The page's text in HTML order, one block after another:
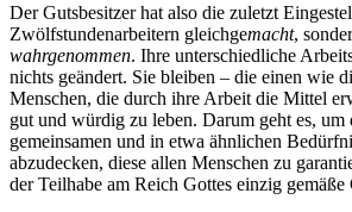
Der Gutsbesitzer hat also die zuletzt
Zwölfstundenarbeitern gleichgemacht,
wahrgenommen. Ihre unterschiedliche
nichts geändert. Sie bleiben – die einen wie
Menschen, die durch ihre Arbeit die Mittel
gut und würdig zu leben. Darum geht es, um
gemeinsamen und in etwa ähnlichen
abzudecken, diese allen Menschen zu
der Teilhabe am Reich Gottes einzig gemäße